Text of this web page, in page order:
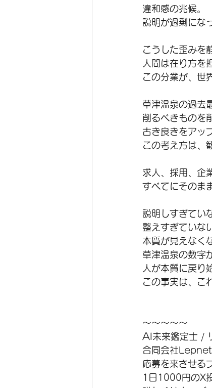
違和感の兆候。
説明が過剰にな
こうした歪みを
人間は在り方を
この分業が、世
草津温泉の過去
削るべきものを
古き良きをアッ
この考え方は、
求人、採用、企
すべてにそのま
説明しすぎてい
整えすぎていな
本質が見えなく
草津温泉の数字
人が本質に戻り
この事実は、こ
〜〜〜〜〜
AI未来鑑定士 /
合同会社
応募を来させる
1日1000円のX